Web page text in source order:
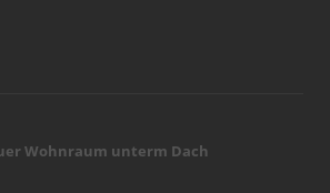
Wohnraum unterm Dach